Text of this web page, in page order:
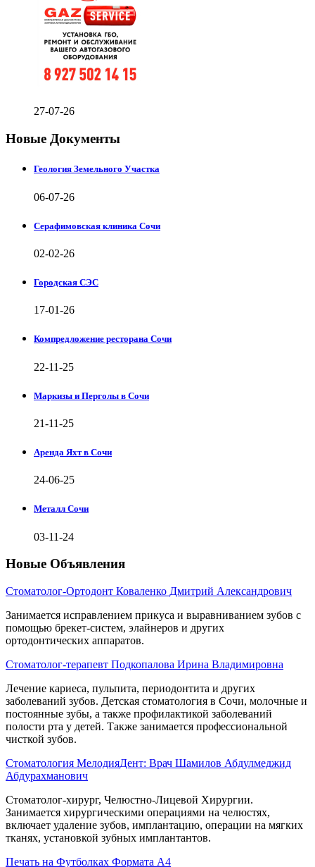
27-07-26
Новые Документы
Геология Земельного Участка
06-07-26
Серафимовская клиника Сочи
02-02-26
Городская СЭС
17-01-26
Компредложение ресторана Сочи
22-11-25
Маркизы и Перголы в Сочи
21-11-25
Аренда Яхт в Сочи
24-06-25
Металл Сочи
03-11-24
Новые Объявления
Стоматолог-Ортодонт Коваленко Дмитрий Александрович
Занимается исправлением прикуса и выравниванием зубов с
помощью брекет-систем, элайнеров и других
ортодонтических аппаратов.
Стоматолог-терапевт Подкопалова Ирина Владимировна
Лечение кариеса, пульпита, периодонтита и других
заболеваний зубов. Детская стоматология в Сочи, молочные и
постоянные зубы, а также профилактикой заболеваний
полости рта у детей. Также занимается профессиональной
чисткой зубов.
Стоматология МелодияДент: Врач Шамилов Абдулмеджид
Абдурахманович
Стоматолог-хирург, Челюстно-Лицевой Хирургии.
Занимается хирургическими операциями на челюстях,
включает удаление зубов, имплантацию, операции на мягких
тканях, установкой зубных имплантантов.
Печать на Футболках Формата А4